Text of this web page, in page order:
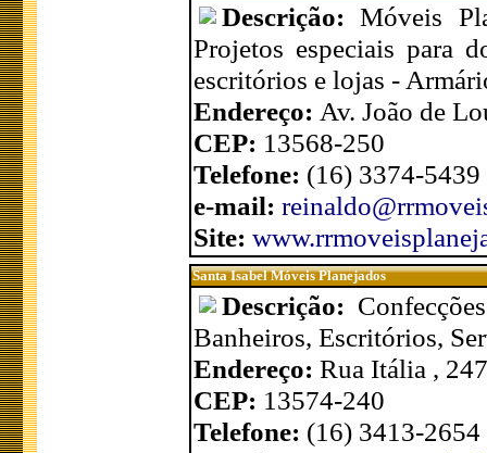
Descrição:Móveis
Projetos especiais para
escritórios e lojas -
Endereço: Av. João de
CEP: 13568-250
Telefone: (16) 3374-
e-mail:
Site:
Santa Isabel Móveis Planejados
Descrição:
Banheiros, Escritórios,
Endereço: Rua Itália ,
CEP: 13574-240
Telefone: (16) 3413-